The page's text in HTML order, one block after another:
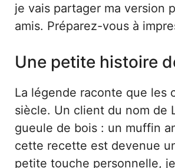
je vais partager ma version
amis. Préparez-vous à
Une petite histoire
La légende raconte que les
siècle. Un client du nom de
gueule de bois : un muffin
cette recette est devenue
petite touche personnelle,